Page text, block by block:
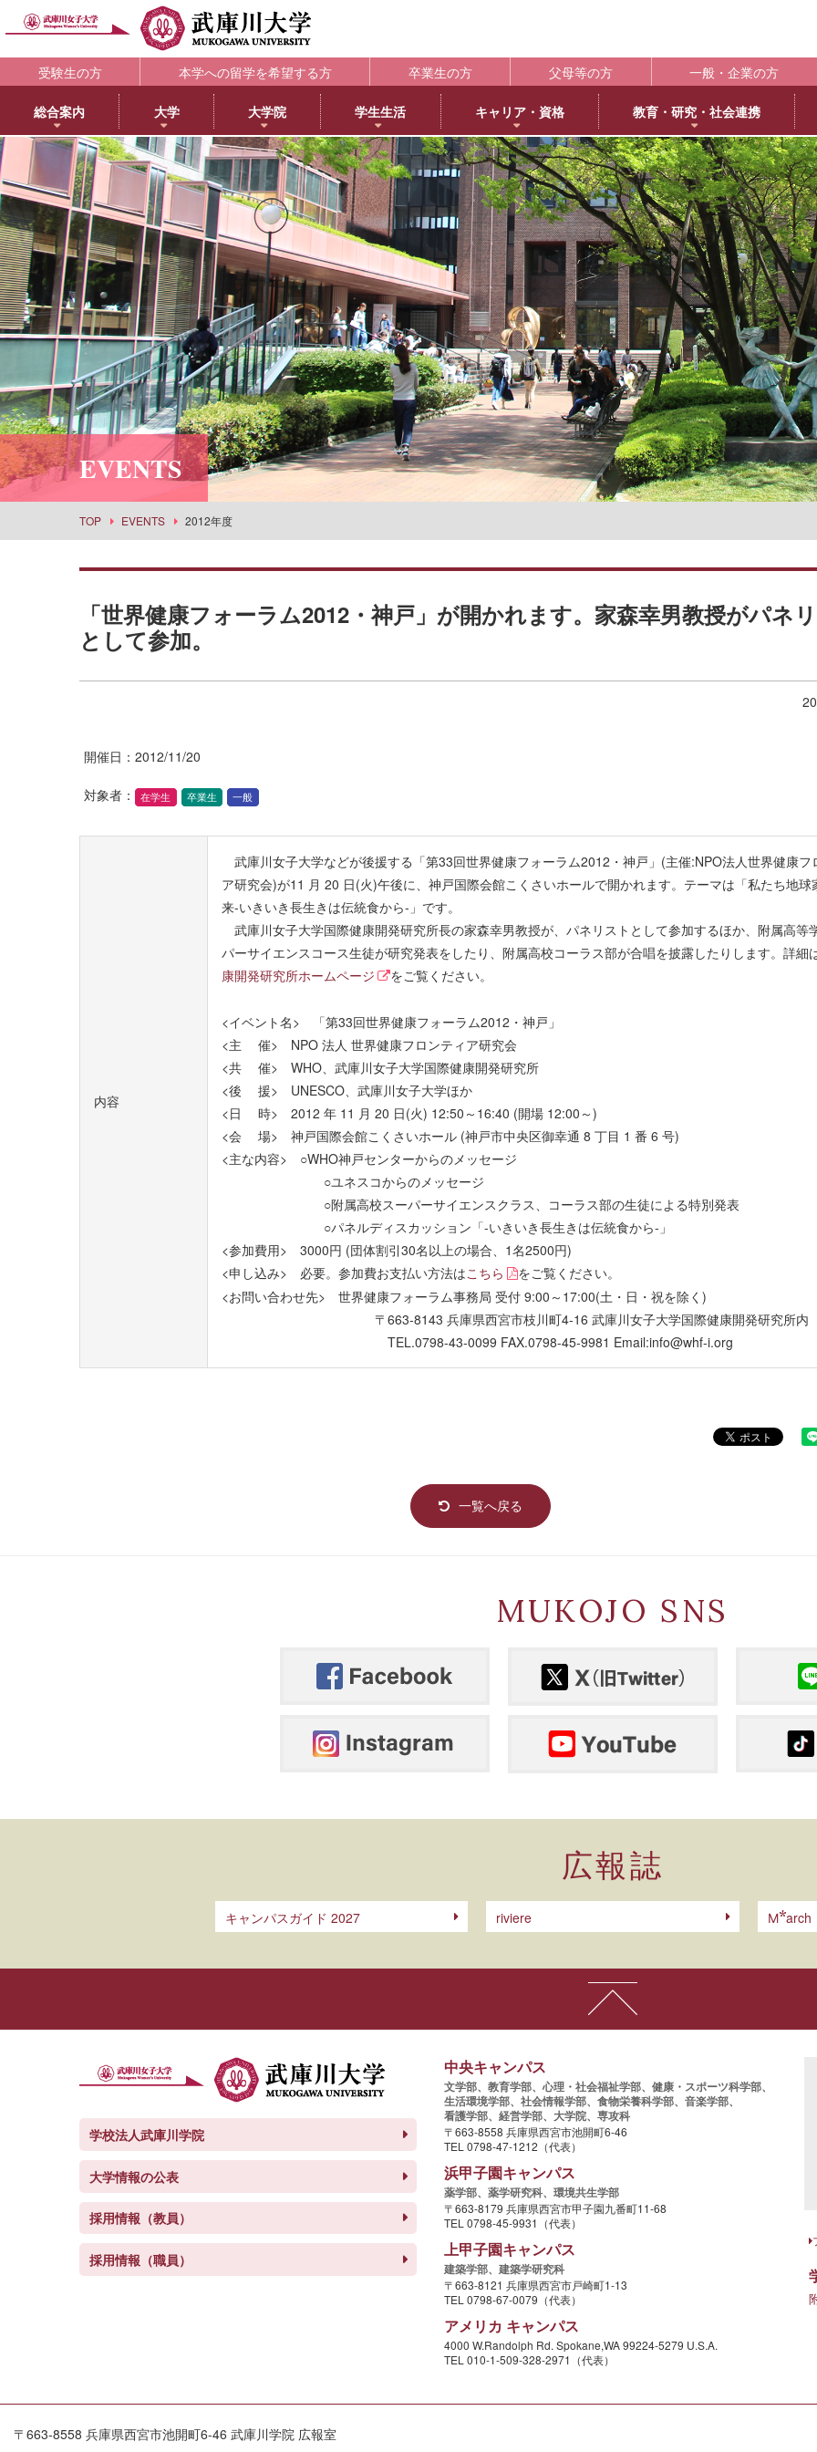
受験生の方 本学への留学を希望する方 卒業生の方 父母等の方 一般・企業の方
総合案内
理念・歴史
教育理念
学院長メッセージ
学長メッセージ
3つのポリシーとアセスメントポリシー
学びの特徴
武庫川女子大学のあゆみ
キャンパス
交通アクセス
キャンパス紹介
内部質保証体制
大学評価
認証評価
自己点検・評価
大学
IR（
学校
武庫
高等
大学
大学
日本語日本文学科
歴史文化学科
英語グローバル学科
教育学科
心理学科
社会福祉学科
健康・スポーツ科学科
スポーツマネジメント学科
生活環境学科
社会情報学科
食物栄養学科
建築学科
景観建築学科
演奏学科
応用音楽学科
薬学科
健康生命薬科学科
環境共生学科
共通教育
共通教育部
履修・成績
シラバス
履修便覧
成績評価
教員情報検索
教員一覧
名誉教授一覧
大学院
大学院・専攻科
大学院NEWS・EVENTS
日本語日本文学専攻
英
教育学専攻
臨床心理学専攻
臨
健康・スポーツ科学専攻
生活環境学専攻
食
食創造科学専攻
建築学専攻
景
薬学専攻
薬科学専攻
看
音楽専攻科
学生生活
学生支援部署
教務部
学生部
国際センター
学校教育センター
キャリアセンター
総合情報システム部（ICTヘルプデスク）
健康サポートセンター
学生相談センター
学生サポート室（障がい学生支援）
スポーツセンター
丹嶺学苑研修センター
男女共同参画推進課
事業部
武庫女エンタープライズ
学生支援の概要
褒賞制度
修学支援新制度
奨学金制度
学寮
下宿・ワンルームマンション（武庫女エンタープライズ）
オフィスアワー
アルバイト
キャリア・資格
キャリア支援
キャリアセンター
薬学部学生の就職支援
内定先輩アドバイザーの声
資格取得
取得可能な資格
エクステンション講座
教員採用試験対策
編
大
教育・研究・社会連携
研究所
教育総合研究所
健康科学総合研究所
女性活躍総合研究所
教育・研究サポート
研究ポータル
動物実験委員会
女性研究リーダー育成推進センター
武庫川女子大学 サイエンス・コモンズ
センター
スポーツセンター
社会連携
社会連携推進センター
発達・臨床心理センター
子育てひろば
ブラウン・ライス・ウィーク
教育連携
MUKOJO ミライ☆ラボ
大学間教育研究連携
アメリカ分校で学ぶ
アメリカ分校（English）
留学プログラム
日本文化センター
アメリカ分校キャンパスマップ
CEA認定状について
BLOG
教育学科アメリカ分校留学
薬学部アメリカ分校留学日記
附属図書館
利用案内
蔵書検索
マイライブラリ
データベース一覧
武庫川女子大学リポジトリ
LibrariE
学習・研究支援
附属総合ミュージアム
利用案内
所蔵品検索
施設紹介
中央キャンパス
浜甲子園キャンパス
上甲子園キャンパス・甲子園会館
西宮北口キャンパス
武庫女ステーションキャンパス
北摂キャンパス・丹嶺学苑研修センター
アメリカ分校
EVENTS
TOP EVENTS 2012年度
「世界健康フォーラム2012・神戸」が開かれます。家森幸男教授がパネ
として参加。
開催日：2012/11/20
対象者： 在学生 卒業生 一般
内容
武庫川女子大学などが後援する「第33回世界健康フォーラム2012・神戸」(主催:NPO法人世界健康フ
ア研究会)が11 月 20 日(火)午後に、神戸国際会館こくさいホールで開かれます。テーマは「私たち地球
来-いきいき長生きは伝統食から-」です。
武庫川女子大学国際健康開発研究所長の家森幸男教授が、パネリストとして参加するほか、附属高等
パーサイエンスコース生徒が研究発表をしたり、附属高校コーラス部が合唱を披露したりします。詳細
康開発研究所ホームページ
をご覧ください。
<イベント名> 「第33回世界健康フォーラム2012・神戸」
<主 催> NPO 法人 世界健康フロンティア研究会
<共 催> WHO、武庫川女子大学国際健康開発研究所
<後 援> UNESCO、武庫川女子大学ほか
<日 時> 2012 年 11 月 20 日(火) 12:50～16:40 (開場 12:00～)
<会 場> 神戸国際会館こくさいホール (神戸市中央区御幸通 8 丁目 1 番 6 号)
<主な内容> ○WHO神戸センターからのメッセージ
○ユネスコからのメッセージ
○附属高校スーパーサイエンスクラス、コーラス部の生徒による特別発表
○パネルディスカッション「-いきいき長生きは伝統食から-」
<参加費用> 3000円 (団体割引30名以上の場合、1名2500円)
<申し込み> 必要。参加費お支払い方法はこちら
をご覧ください。
<お問い合わせ先> 世界健康フォーラム事務局 受付 9:00～17:00(土・日・祝を除く)
〒663-8143 兵庫県西宮市枝川町4-16 武庫川女子大学国際健康開発研究所内
TEL.0798-43-0099 FAX.0798-45-9981 Email:info@whf-i.org
一覧へ戻る
MUKOJO SNS
広報誌
キャンパスガイド 2027 riviere M arch
学校法人武庫川学院
大学情報の公表
採用情報（教員）
採用情報（職員）
中央キャンパス
文学部、 教育学部、 心理・社会福祉学部、 健康・スポーツ科学部、
生活環境学部、 社会情報学部、 食物栄養科学部、 音楽学部、
看護学部、 経営学部、 大学院、 専攻科
〒663-8558 兵庫県西宮市池開町6-46
TEL 0798-47-1212（代表）
浜甲子園キャンパス
薬学部、 薬学研究科、 環境共生学部
〒663-8179 兵庫県西宮市甲子園九番町11-68
TEL 0798-45-9931（代表）
上甲子園キャンパス
建築学部、 建築学研究科
〒663-8121 兵庫県西宮市戸崎町1-13
TEL 0798-67-0079（代表）
アメリカ キャンパス
4000 W.Randolph Rd. Spokane,WA 99224-5279 U.S.A.
TEL 010-1-509-328-2971（代表）
〒663-8558 兵庫県西宮市池開町6-46 武庫川学院 広報室